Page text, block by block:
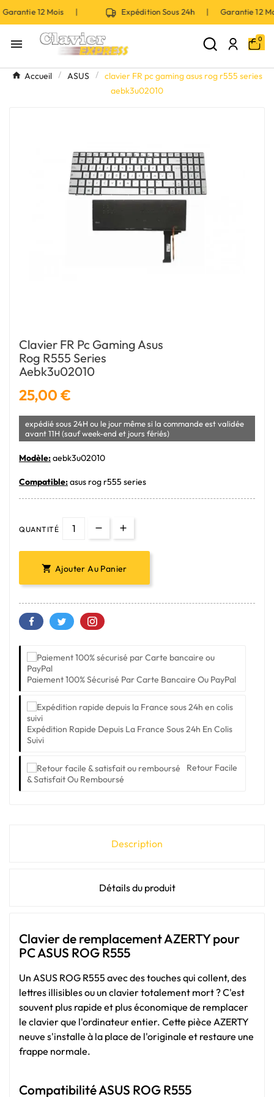
12 Mois | Expédition Sous 24h | Garantie 12
 0
Accueil ASUS
clavier FR pc gaming asus rog r555 series
aebk3u02010
Clavier FR Pc Gaming Asus
Rog R555 Series
Aebk3u02010
25,00 €
expédié sous 24H ou le jour même si la commande est validée
avant 11H (sauf week-end et jours fériés)
Modèle:aebk3u02010
Compatible:asus rog r555 series
QUANTITÉ
 Ajouter Au Panier
Paiement 100% Sécurisé Par Carte Bancaire Ou PayPal
Expédition Rapide Depuis La France Sous 24h En Colis
Suivi
Retour Facile
& Satisfait Ou Remboursé
Description
Détails du produit
Clavier de remplacement AZERTY pour
PC ASUS ROG R555
Un ASUS ROG R555 avec des touches qui collent, des
lettres illisibles ou un clavier totalement mort ? C'est
souvent plus rapide et plus économique de remplacer
le clavier que l'ordinateur entier. Cette pièce AZERTY
neuve s'installe à la place de l'originale et restaure une
frappe normale.
Compatibilité ASUS ROG R555